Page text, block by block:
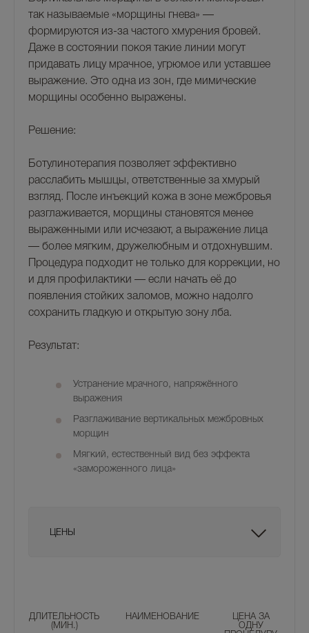
так называемые «морщины гнева» —
формируются из-за частого хмурения бровей.
Даже в состоянии покоя такие линии могут
придавать лицу мрачное, угрюмое или уставшее
выражение. Это одна из зон, где мимические
морщины особенно выражены.
Решение:
Ботулинотерапия позволяет эффективно
расслабить мышцы, ответственные за хмурый
взгляд. После инъекций кожа в зоне межбровья
разглаживается, морщины становятся менее
выраженными или исчезают, а выражение лица
— более мягким, дружелюбным и отдохнувшим.
Процедура подходит не только для коррекции, но
и для профилактики — если начать её до
появления стойких заломов, можно надолго
сохранить гладкую и открытую зону лба.
Результат:
Устранение мрачного, напряжённого
выражения
Разглаживание вертикальных межбровных
морщин
Мягкий, естественный вид без эффекта
«замороженного лица»
ЦЕНЫ
ДЛИТЕЛЬНОСТЬ
(МИН.)
НАИМЕНОВАНИЕ
ЦЕНА ЗА
ОДНУ